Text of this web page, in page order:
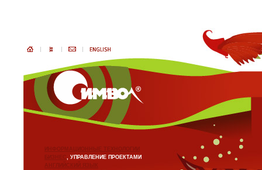
ИНФОРМАЦИОННЫЕ ТЕХНОЛОГИИ
БИЗНЕС, УПРАВЛЕНИЕ ПРОЕКТАМИ
АНГЛИЙСКИЙ ЯЗЫК